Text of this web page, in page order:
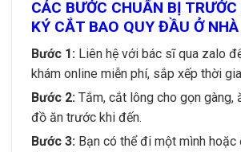
CÁC BƯỚC CHUẨN BỊ
KÝ CẮT BAO QUY ĐẦU Ở NHÀ
Bước 1: Liên hệ với bác sĩ qua zalo
khám online miễn phí, sắp xếp thời
Bước 2: Tắm, cắt lông cho gọn gàng,
đồ ăn trước khi đến.
Bước 3: Bạn có thể đi một mình